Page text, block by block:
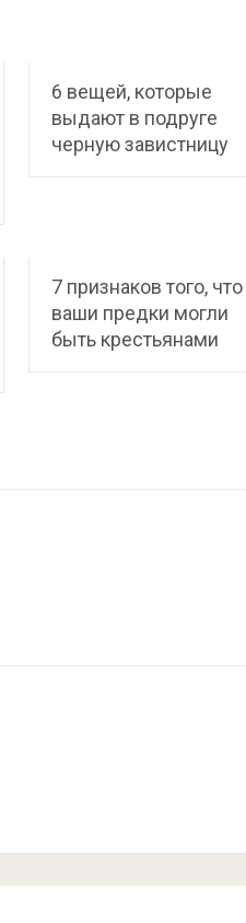
6 вещей, которые
выдают в подруге
черную завистницу
7 признаков того, что
ваши предки могли
быть крестьянами